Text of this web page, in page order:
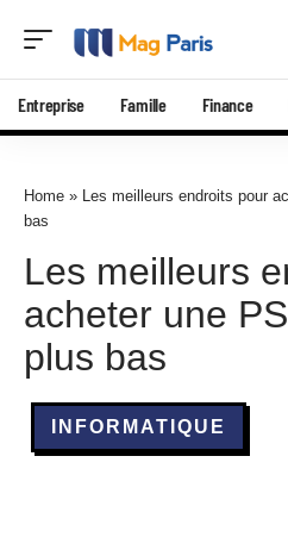
Entreprise Famille Finance
Home » Les meilleurs endroits pour
bas
Les meilleurs
acheter une
plus bas
INFORMATIQUE